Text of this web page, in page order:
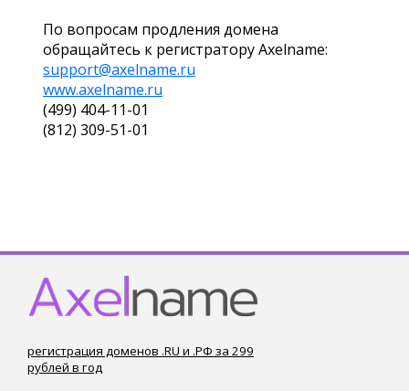
По вопросам продления домена
обращайтесь к регистратору Axelname:
support@axelname.ru
www.axelname.ru
(499) 404-11-01
(812) 309-51-01
регистрация доменов .RU и .РФ за 299
рублей в год